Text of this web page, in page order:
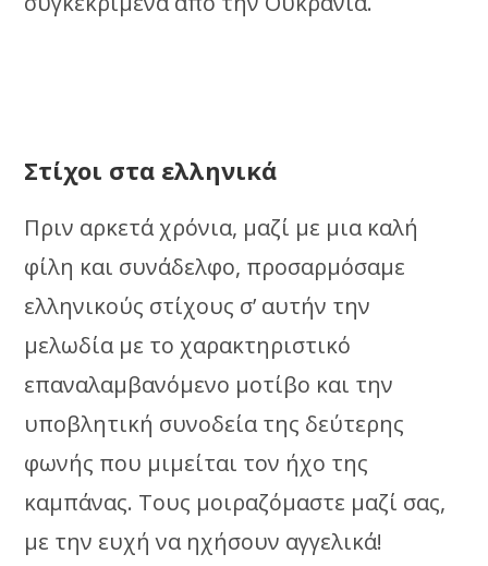
Στίχοι στα ελληνικά
Πριν αρκετά χρόνια, μαζί με μια καλή
φίλη και συνάδελφο, προσαρμόσαμε
ελληνικούς στίχους σ’ αυτήν την
μελωδία με το χαρακτηριστικό
επαναλαμβανόμενο μοτίβο και την
υποβλητική συνοδεία της δεύτερης
φωνής που μιμείται τον ήχο της
καμπάνας. Τους μοιραζόμαστε μαζί σας,
με την ευχή να ηχήσουν αγγελικά!